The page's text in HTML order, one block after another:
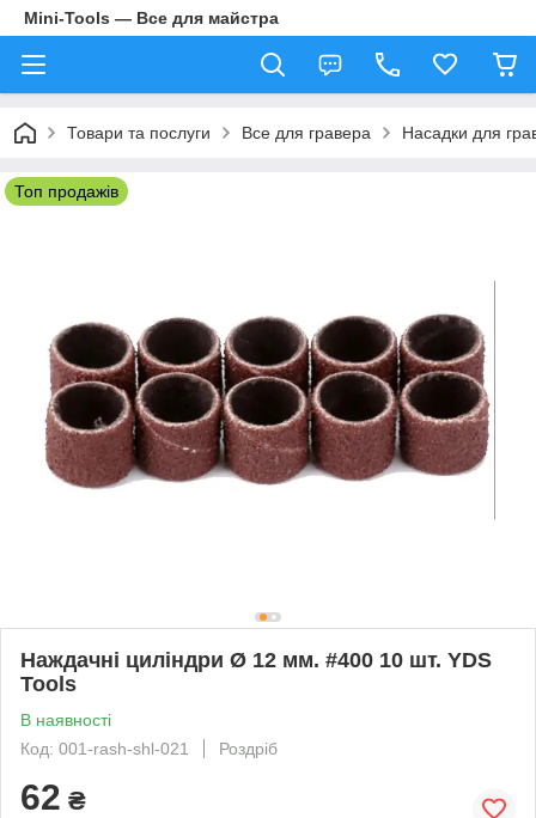
Mini-Tools — Все для майстра
Товари та послуги Все для гравера Насадки для
Топ продажів
Наждачні циліндри Ø 12 мм. #400 10 шт. YDS
Tools
В наявності
Код: 001-rash-shl-021
Роздріб
62 ₴